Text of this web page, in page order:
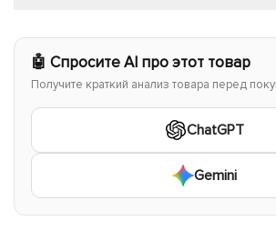
🤖 Спросите AI про этот товар
Получите краткий анализ товара перед
ChatGPT
Gemini